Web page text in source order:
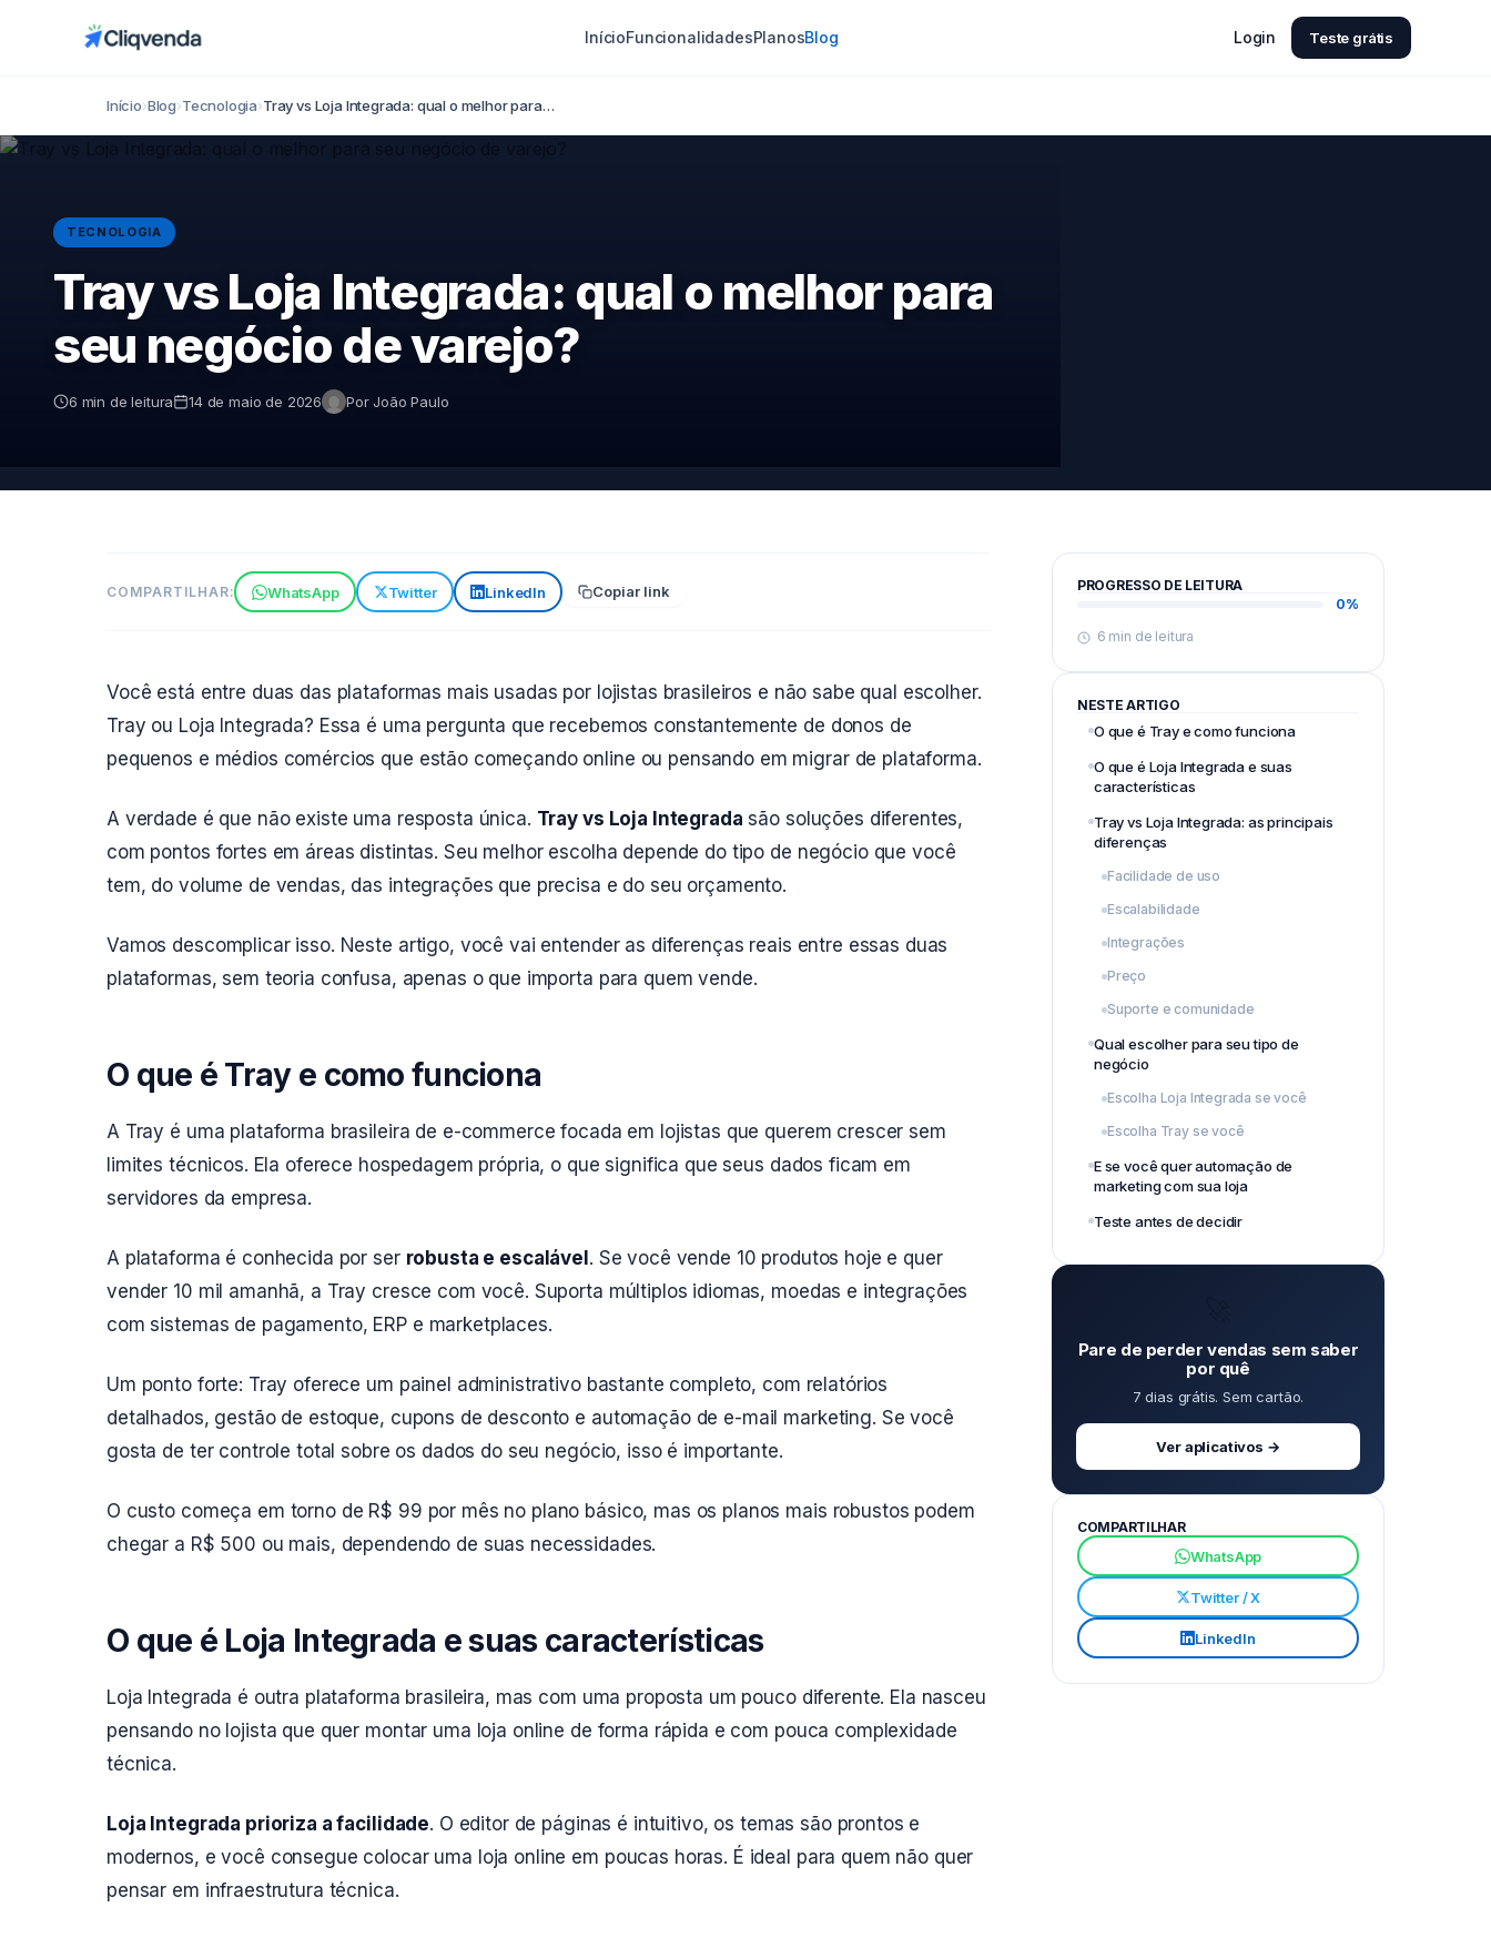
InícioFuncionalidadesPlanosBlog Login Teste grátis
Início›Blog›Tecnologia›Tray vs Loja Integrada: qual o melhor para…
TECNOLOGIA
Tray vs Loja Integrada: qual o melhor para
seu negócio de varejo?
6 min de leitura 14 de maio de 2026 Por João Paulo
COMPARTILHAR: WhatsApp Twitter LinkedIn Copiar link
Você está entre duas das plataformas mais usadas por lojistas brasileiros e não sabe qual escolher.
Tray ou Loja Integrada? Essa é uma pergunta que recebemos constantemente de donos de
pequenos e médios comércios que estão começando online ou pensando em migrar de plataforma.
A verdade é que não existe uma resposta única. Tray vs Loja Integrada são soluções diferentes,
com pontos fortes em áreas distintas. Seu melhor escolha depende do tipo de negócio que você
tem, do volume de vendas, das integrações que precisa e do seu orçamento.
Vamos descomplicar isso. Neste artigo, você vai entender as diferenças reais entre essas duas
plataformas, sem teoria confusa, apenas o que importa para quem vende.
O que é Tray e como funciona
A Tray é uma plataforma brasileira de e-commerce focada em lojistas que querem crescer sem
limites técnicos. Ela oferece hospedagem própria, o que significa que seus dados ficam em
servidores da empresa.
A plataforma é conhecida por ser robusta e escalável . Se você vende 10 produtos hoje e quer
vender 10 mil amanhã, a Tray cresce com você. Suporta múltiplos idiomas, moedas e integrações
com sistemas de pagamento, ERP e marketplaces.
Um ponto forte: Tray oferece um painel administrativo bastante completo, com relatórios
detalhados, gestão de estoque, cupons de desconto e automação de e-mail marketing. Se você
gosta de ter controle total sobre os dados do seu negócio, isso é importante.
O custo começa em torno de R$ 99 por mês no plano básico, mas os planos mais robustos podem
chegar a R$ 500 ou mais, dependendo de suas necessidades.
O que é Loja Integrada e suas características
Loja Integrada é outra plataforma brasileira, mas com uma proposta um pouco diferente. Ela nasceu
pensando no lojista que quer montar uma loja online de forma rápida e com pouca complexidade
técnica.
Loja Integrada prioriza a facilidade. O editor de páginas é intuitivo, os temas são prontos e
modernos, e você consegue colocar uma loja online em poucas horas. É ideal para quem não quer
pensar em infraestrutura técnica.
PROGRESSO DE LEITURA
0%
6 min de leitura
NESTE ARTIGO
O que é Tray e como funciona
O que é Loja Integrada e suas
características
Tray vs Loja Integrada: as principais
diferenças
Facilidade de uso
Escalabilidade
Integrações
Preço
Suporte e comunidade
Qual escolher para seu tipo de
negócio
Escolha Loja Integrada se você
Escolha Tray se você
E se você quer automação de
marketing com sua loja
Teste antes de decidir
Pare de perder vendas sem saber
por quê
7 dias grátis. Sem cartão.
Ver aplicativos →
COMPARTILHAR
WhatsApp
Twitter / X
LinkedIn